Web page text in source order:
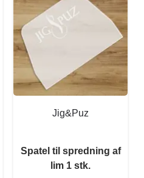
Jig&Puz
Spatel til spredning af
lim 1 stk.